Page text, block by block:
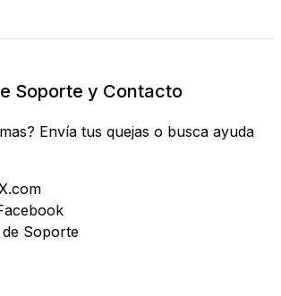
Soporte y Contacto
Envía tus quejas o busca ayuda
de Soporte